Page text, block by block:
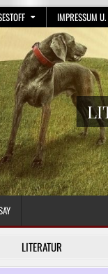
IMPRESSUM U.
LITERATUR